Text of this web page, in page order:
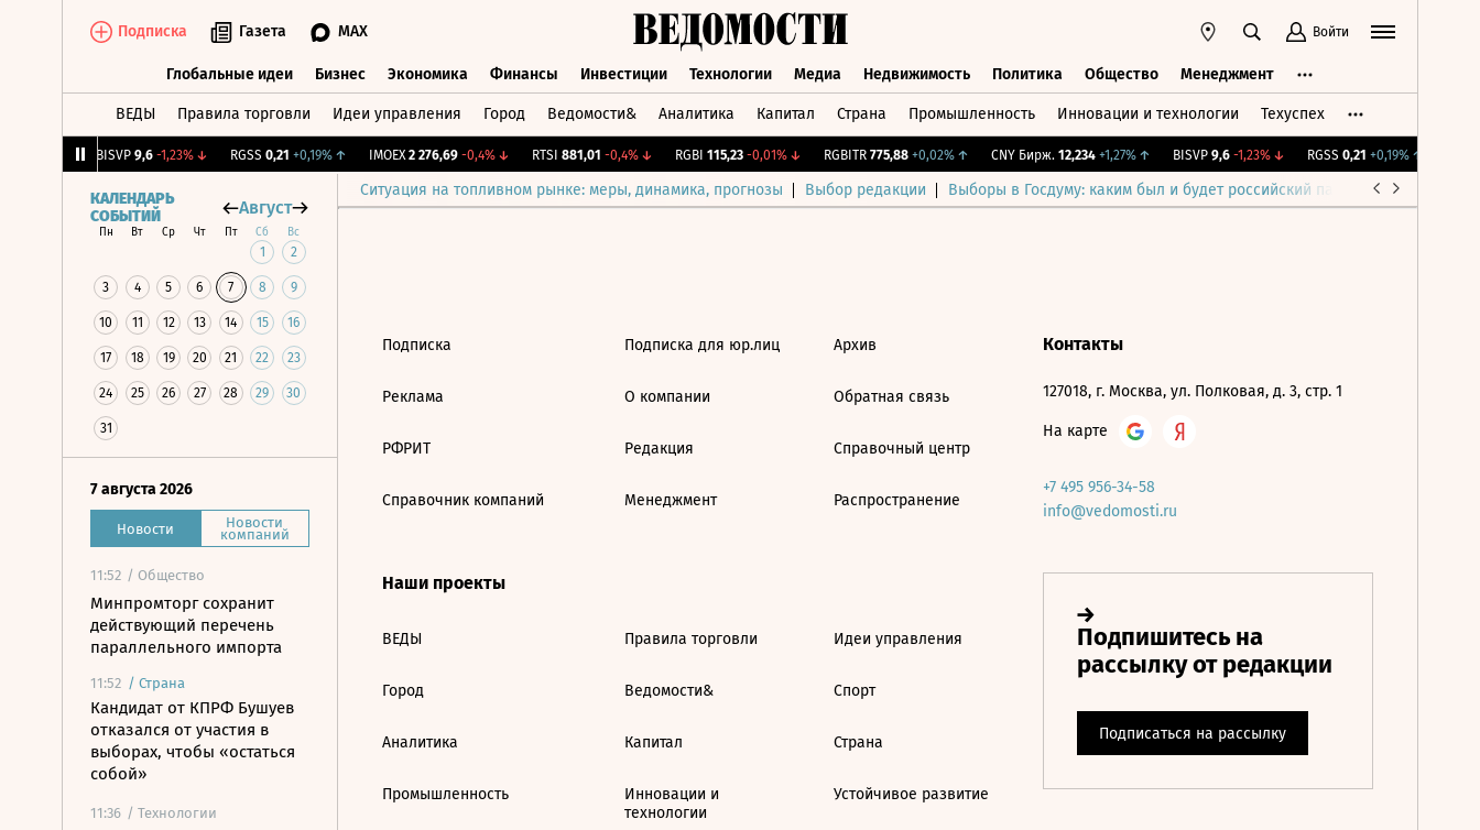
Подписка Газета MAX Войти
Глобальные идеи Бизнес Экономика Финансы Инвестиции Технологии Медиа Недвижимость Политика Общество Менеджмент
ВЕДЫ Правила торговли Идеи управления Город Ведомости& Аналитика Капитал Страна Промышленность Инновации и технологии Техуспех
BISVP 9,6 -1,23%↓ RGSS 0,21 +0,19%↑ IMOEX 2 276,69 -0,4%↓ RTSI 881,01 -0,4%↓ RGBI 115,23 -0,01%↓ RGBITR 775,88 +0,02%↑ CNY Бирж. 12,234 +1,27%↑ BISVP 9,6 -1,23%↓ RGSS 0,21 +0,19%↑
Ситуация на топливном рынке: меры, динамика, прогнозы Выбор редакции Выборы в Госдуму: каким был и будет российский парламент
КАЛЕНДАРЬ
СОБЫТИЙ
Август
Пн Вт Ср Чт Пт Сб Вс
1 2
3 4 5 6 7 8 9
10 11 12 13 14 15 16
17 18 19 20 21 22 23
24 25 26 27 28 29 30
31
7 августа 2026
Новости Новости
компаний
11:52 / Общество
Минпромторг сохранит
действующий перечень
параллельного импорта
11:52 / Страна
Кандидат от КПРФ Бушуев
отказался от участия в
выборах, чтобы «остаться
собой»
11:36 / Технологии
Подписка
Реклама
РФРИТ
Справочник компаний
Подписка для юр.лиц
О компании
Редакция
Менеджмент
Архив
Обратная связь
Справочный центр
Распространение
Наши проекты
ВЕДЫ
Город
Аналитика
Промышленность
Правила торговли
Ведомости&
Капитал
Инновации и
технологии
Идеи управления
Спорт
Страна
Устойчивое развитие
Контакты
127018, г. Москва, ул. Полковая, д. 3, стр. 1
На карте
+7 495 956-34-58
info@vedomosti.ru